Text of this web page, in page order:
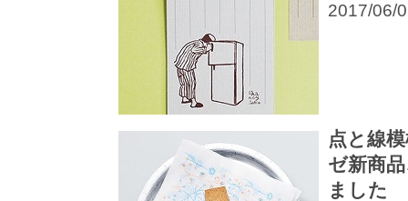
2017/06/
点と線
ゼ新商
ました